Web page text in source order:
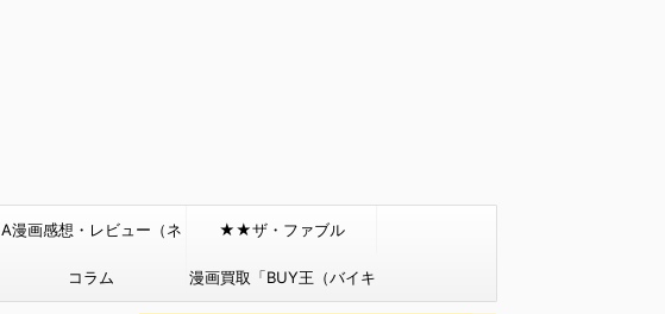
A漫画感想・レビュー（ネ
タバレあり）
★★ザ・ファブル
コラム 漫画買取「BUY王（バイキ